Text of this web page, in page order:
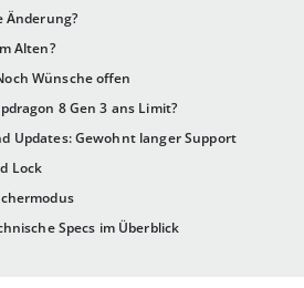
Änderung?
Alten?
Wünsche offen
8 Gen 3 ans Limit?
Updates: Gewohnt langer Support
Lock
Specs im Überblick